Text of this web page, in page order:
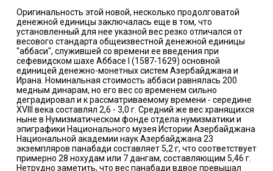
Оригинальность этой новой, несколько продолговатой
денежной единицы заключалась еще в том, что
установленный для нее указной вес резко отличался от
весового стандарта общеизвестной денежной единицы
"аббаси", служившей со времени ее введения при
сефевидском шахе Аббасе I (1587-1629) основной
единицей денежно-монетных систем Азербайджана и
Ирана. Номинальная стоимость аббаси равнялась 200
медным динарам, но его вес со временем сильно
деградировал и к рассматриваемому времени - середине
XVIII века составлял 2,6 - 3,0 г. Средний же вес хранящихся
ныне в Нумизматическом фонде отдела нумизматики и
эпиграфики Национального музея Истории Азербайджана
Национальной академии наук Азербайджана 23
экземпляров панабади составляет 5,2 г, что соответствует
примерно 28 нохудам или 7 дангам, составляющим 5,46 г.
Нетрудно заметить, что вес панабади вдвое превышал